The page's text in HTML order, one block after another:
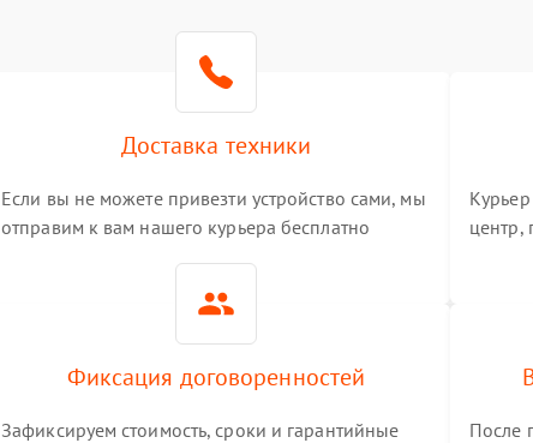
Доставка техники
Если вы не можете привезти устройство сами, мы
отправим к вам нашего курьера бесплатно
центр,
Фиксация договоренностей
Зафиксируем стоимость, сроки и гарантийные
После